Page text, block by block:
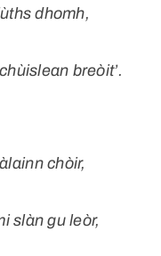
dhomh,
breòit’.
chòir,
slàn gu leòr,